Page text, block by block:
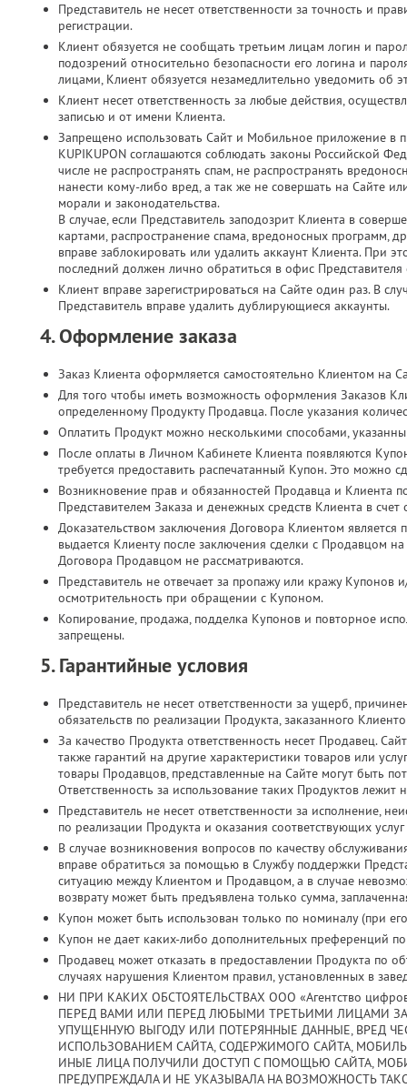
Представитель не несет ответственности за точность и
регистрации.
Клиент обязуется не сообщать третьим лицам логин и
подозрений относительно безопасности его логина и
лицами, Клиент обязуется незамедлительно уведомить об
Клиент несет ответственность за любые действия,
записью и от имени Клиента.
Запрещено использовать Сайт и Мобильное приложение в
KUPIKUPON соглашаются соблюдать законы Российской
числе не распространять спам, не распространять
нанести кому-либо вред, а так же не совершать на Сайте
морали и законодательства.
В случае, если Представитель заподозрит Клиента в
картами, распространение спама, вредоносных программ,
вправе заблокировать или удалить аккаунт Клиента. При
последний должен лично обратиться в офис Представителя
Клиент вправе зарегистрироваться на Сайте один раз. В
Представитель вправе удалить дублирующиеся аккаунты.
4. Оформление заказа
Заказ Клиента оформляется самостоятельно Клиентом на
Для того чтобы иметь возможность оформления Заказов
определенному Продукту Продавца. После указания
Оплатить Продукт можно несколькими способами,
После оплаты в Личном Кабинете Клиента появляются
требуется предоставить распечатанный Купон. Это можно
Возникновение прав и обязанностей Продавца и Клиента
Представителем Заказа и денежных средств Клиента в
Доказательством заключения Договора Клиентом
выдается Клиенту после заключения сделки с Продавцом
Договора Продавцом не рассматриваются.
Представитель не отвечает за пропажу или кражу
осмотрительность при обращении с Купоном.
Копирование, продажа, подделка Купонов и повторное
запрещены.
5. Гарантийные условия
Представитель не несет ответственности за ущерб,
обязательств по реализации Продукта, заказанного
За качество Продукта ответственность несет Продавец.
также гарантий на другие характеристики товаров или
товары Продавцов, представленные на Сайте могут быть
Ответственность за использование таких Продуктов лежит
Представитель не несет ответственности за исполнение,
по реализации Продукта и оказания соответствующих
В случае возникновения вопросов по качеству
вправе обратиться за помощью в Службу поддержки
ситуацию между Клиентом и Продавцом, а в случае
возврату может быть предъявлена только сумма,
Купон может быть использован только по номиналу (при
Купон не дает каких-либо дополнительных преференций
Продавец может отказать в предоставлении Продукта по
случаях нарушения Клиентом правил, установленных в
НИ ПРИ КАКИХ ОБСТОЯТЕЛЬСТВАХ ООО «Агентство
ПЕРЕД ВАМИ ИЛИ ПЕРЕД ЛЮБЫМИ ТРЕТЬИМИ ЛИЦАМИ
УПУЩЕННУЮ ВЫГОДУ ИЛИ ПОТЕРЯННЫЕ ДАННЫЕ, ВРЕД
ИСПОЛЬЗОВАНИЕМ САЙТА, СОДЕРЖИМОГО САЙТА,
ИНЫЕ ЛИЦА ПОЛУЧИЛИ ДОСТУП С ПОМОЩЬЮ САЙТА,
ПРЕДУПРЕЖДАЛА И НЕ УКАЗЫВАЛА НА ВОЗМОЖНОСТЬ